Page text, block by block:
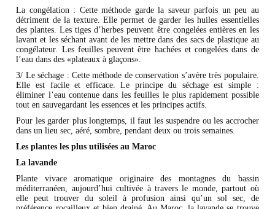
La congélation : Cette méthode garde la saveur parfois un peu au
détriment de la texture. Elle permet de garder les huiles essentielles
des plantes. Les tiges d’herbes peuvent être congelées entières en les
lavant et les séchant avant de les mettre dans des sacs de plastique au
congélateur. Les feuilles peuvent être hachées et congelées dans de
l’eau dans des «plateaux à glaçons».
3/ Le séchage : Cette méthode de conservation s’avère très populaire.
Elle est facile et efficace. Le principe du séchage est simple :
éliminer l’eau contenue dans les feuilles le plus rapidement possible
tout en sauvegardant les essences et les principes actifs.
Pour les garder plus longtemps, il faut les suspendre ou les accrocher
dans un lieu sec, aéré, sombre, pendant deux ou trois semaines.
Les plantes les plus utilisées au Maroc
La lavande
Plante vivace aromatique originaire des montagnes du bassin
méditerranéen, aujourd’hui cultivée à travers le monde, partout où
elle peut trouver du soleil à profusion ainsi qu’un sol sec, de